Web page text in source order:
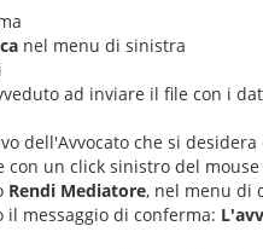
nel menu di sinistra
ad inviare il file con i
dell'Avvocato che si
con un click sinistro del mouse
Rendi Mediatore, nel menu di
il messaggio di conferma: